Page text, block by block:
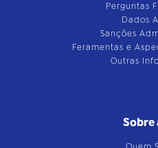
Perguntas
Dados
Sanções
Feramentas e
Outras
Sobre